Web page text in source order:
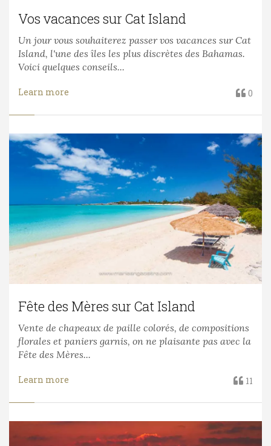
Vos vacances sur Cat Island
Un jour vous souhaiterez passer vos vacances sur Cat
Island, l'une des îles les plus discrètes des Bahamas.
Voici quelques conseils...
Learn more 0
Fête des Mères sur Cat Island
Vente de chapeaux de paille colorés, de compositions
florales et paniers garnis, on ne plaisante pas avec la
Fête des Mères...
Learn more 11